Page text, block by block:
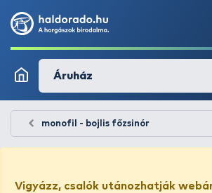
Áruház
monofil - bojlis főzsinór
Vigyázz, csalók utánozhatják